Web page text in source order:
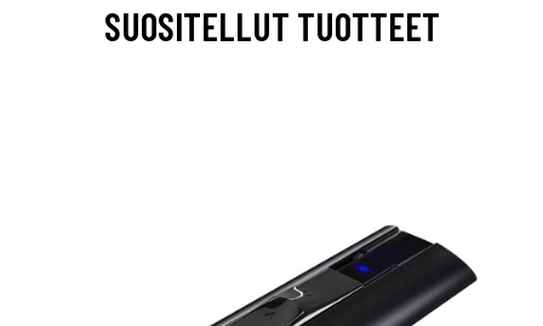
SUOSITELLUT TUOTTEET